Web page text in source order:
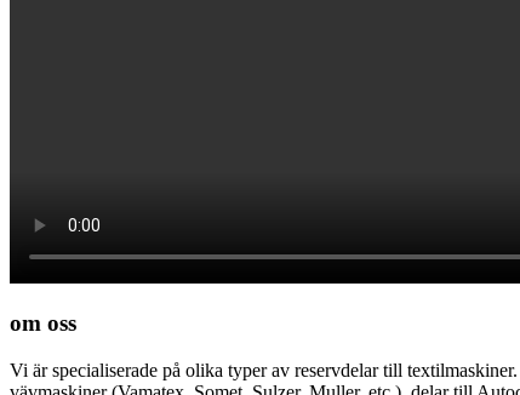
om oss
Vi är specialiserade på olika typer av reservdelar till